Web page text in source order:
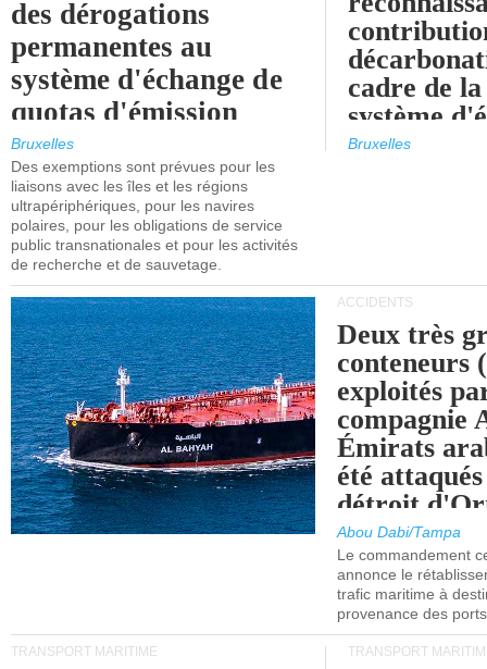
des dérogations
permanentes au
système d'échange de
quotas d'émission
maritimes de l'UE
après 2030.
Bruxelles
Des exemptions sont prévues pour les
liaisons avec les îles et les régions
ultrapériphériques, pour les navires
polaires, pour les obligations de service
public transnationales et pour les activités
de recherche et de sauvetage.
cadre de
système
quotas
Bruxelles
ACCIDENTS
Deux très
conteneurs
exploités
compagnie
Émirats
été
détroit
Abou Dabi/Tampa
Le commandement
annonce le
trafic maritime à
provenance des
TRANSPORT MARITIME TRANSPORT